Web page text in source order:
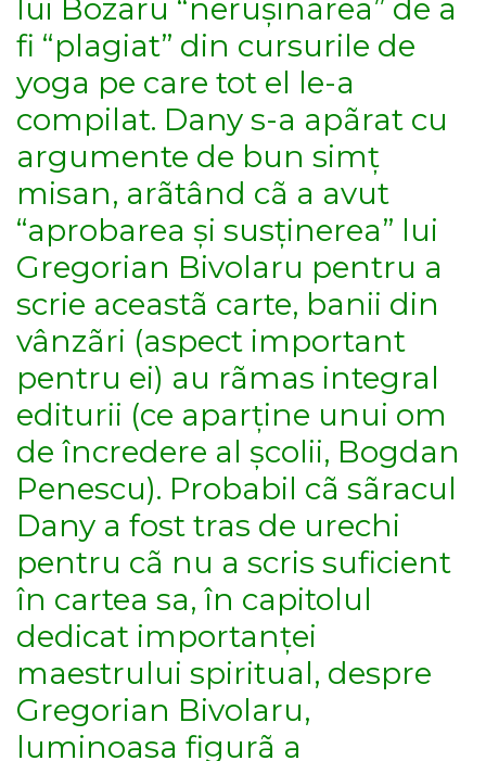
lui Bozaru “nerușinarea” de a
fi “plagiat” din cursurile de
yoga pe care tot el le-a
compilat. Dany s-a apãrat cu
argumente de bun simț
misan, arãtând cã a avut
“aprobarea și susținerea” lui
Gregorian Bivolaru pentru a
scrie aceastã carte, banii din
vânzãri (aspect important
pentru ei) au rãmas integral
editurii (ce aparține unui om
de încredere al școlii, Bogdan
Penescu). Probabil cã sãracul
Dany a fost tras de urechi
pentru cã nu a scris suficient
în cartea sa, în capitolul
dedicat importanței
maestrului spiritual, despre
Gregorian Bivolaru,
luminoasa figurã a